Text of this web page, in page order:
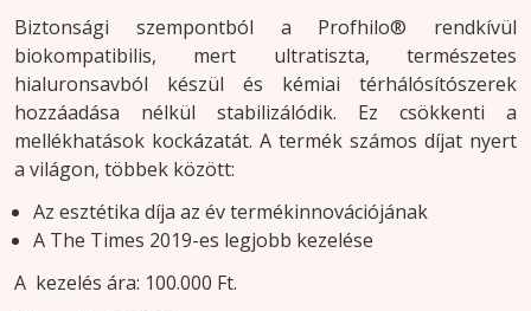
Biztonsági szempontból a Profhilo® rendkívül
biokompatibilis, mert ultratiszta, természetes
hialuronsavból készül és kémiai térhálósítószerek
hozzáadása nélkül stabilizálódik. Ez csökkenti a
mellékhatások kockázatát. A termék számos díjat nyert
a világon, többek között:
Az esztétika díja az év termékinnovációjának
A The Times 2019-es legjobb kezelése
A kezelés ára: 100.000 Ft.